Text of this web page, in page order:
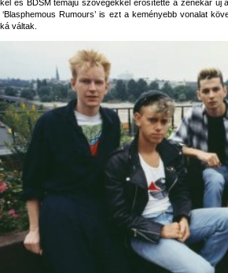
és BDSM témájú szövegekkel erősítette a zenekar új
‘Blasphemous Rumours’ is ezt a keményebb vonalat
váltak.